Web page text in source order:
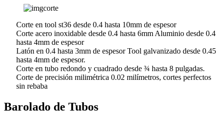
Corte en tool st36 desde 0.4 hasta 10mm de espesor
Corte acero inoxidable desde 0.4 hasta 6mm Aluminio desde 0.4
hasta 4mm de espesor
Latón en 0.4 hasta 3mm de espesor Tool galvanizado desde 0.45
hasta 4mm de espesor.
Corte en tubo redondo y cuadrado desde ¾ hasta 8 pulgadas.
Corte de precisión milimétrica 0.02 milímetros, cortes perfectos
sin rebaba
Barolado de Tubos